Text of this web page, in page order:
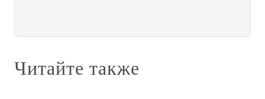
Читайте также